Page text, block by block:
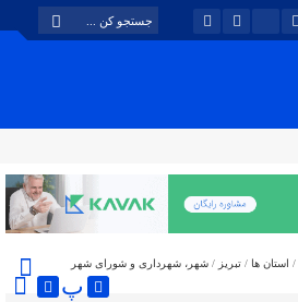
/ استان ها / تبریز / شهر، شهرداری و شورای شهر
پ